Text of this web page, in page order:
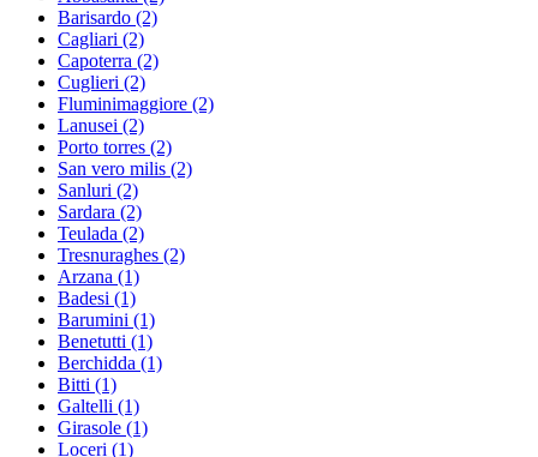
Barisardo (2)
Cagliari (2)
Capoterra (2)
Cuglieri (2)
Fluminimaggiore (2)
Lanusei (2)
Porto torres (2)
San vero milis (2)
Sanluri (2)
Sardara (2)
Teulada (2)
Tresnuraghes (2)
Arzana (1)
Badesi (1)
Barumini (1)
Benetutti (1)
Berchidda (1)
Bitti (1)
Galtelli (1)
Girasole (1)
Loceri (1)